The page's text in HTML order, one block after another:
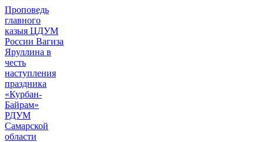
Проповедь
главного
казыя ЦДУМ
России Вагиза
Яруллина в
честь
наступления
праздника
«Курбан-
Байрам»
РДУМ
Самарской
области